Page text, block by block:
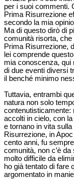
per i suoi commenti.
Prima Risurrezione
secondo la mia
Ma di questo dirò di
comunità risorta, che
Prima Risurrezione,
lei comprende
mia conoscenza, qui
di due eventi diversi
il benché minimo
Tuttavia, entrambi
natura non solo
contenutisticamente:
accolti in cielo, con
e tornano in vita
Risurrezione, in
cento anni, fu
comunità, non c’è
molto difficile da
ho già tentato di fare
argomentato in